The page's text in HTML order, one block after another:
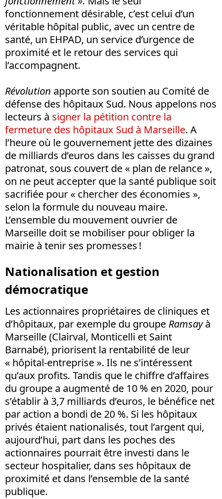
fonctionnement désirable, c’est celui d’un
véritable hôpital public, avec un centre de
santé, un EHPAD, un service d’urgence de
proximité et le retour des services qui
l’accompagnent.
Révolution apporte son soutien au Comité de
défense des hôpitaux Sud. Nous appelons nos
lecteurs à signer la pétition contre la
fermeture des hôpitaux Sud à Marseille. A
l’heure où le gouvernement jette des dizaines
de milliards d’euros dans les caisses du grand
patronat, sous couvert de « plan de relance »,
on ne peut accepter que la santé publique soit
sacrifiée pour « chercher des économies »,
selon la formule du nouveau maire.
L’ensemble du mouvement ouvrier de
Marseille doit se mobiliser pour obliger la
mairie à tenir ses promesses !
Nationalisation et gestion
démocratique
Les actionnaires propriétaires de cliniques et
d’hôpitaux, par exemple du groupe Ramsayà
Marseille (Clairval, Monticelli et Saint
Barnabé), priorisent la rentabilité de leur
« hôpital-entreprise ». Ils ne s’intéressent
qu’aux profits. Tandis que le chiffre d’affaires
du groupe a augmenté de 10 % en 2020, pour
s’établir à 3,7 milliards d’euros, le bénéfice net
par action a bondi de 20 %. Si les hôpitaux
privés étaient nationalisés, tout l’argent qui,
aujourd’hui, part dans les poches des
actionnaires pourrait être investi dans le
secteur hospitalier, dans ses hôpitaux de
proximité et dans l’ensemble de la santé
publique.